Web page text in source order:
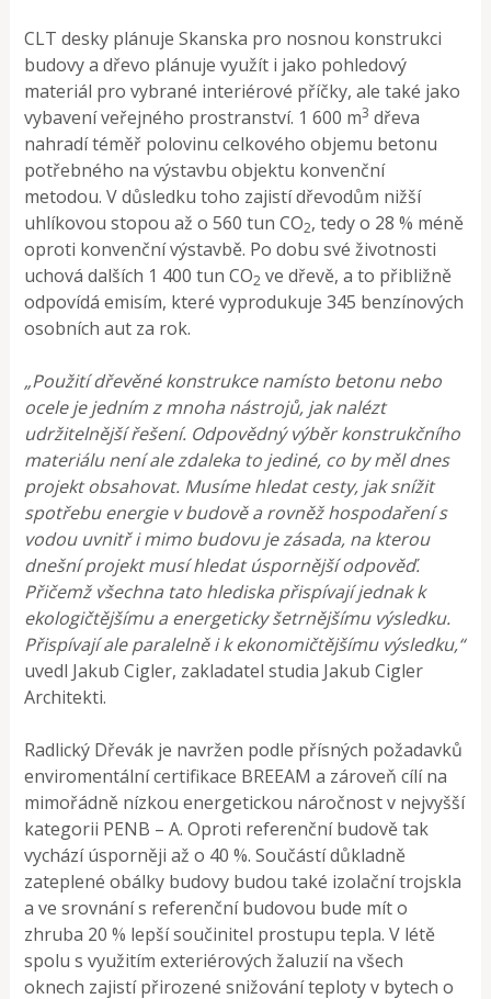
CLT desky plánuje Skanska pro nosnou konstrukci
budovy a dřevo plánuje využít i jako pohledový
materiál pro vybrané interiérové příčky, ale také jako
vybavení veřejného prostranství. 1 600 m3 dřeva
nahradí téměř polovinu celkového objemu betonu
potřebného na výstavbu objektu konvenční
metodou. V důsledku toho zajistí dřevodům nižší
uhlíkovou stopou až o 560 tun CO2, tedy o 28 % méně
oproti konvenční výstavbě. Po dobu své životnosti
uchová dalších 1 400 tun CO2 ve dřevě, a to přibližně
odpovídá emisím, které vyprodukuje 345 benzínových
osobních aut za rok.
„Použití dřevěné konstrukce namísto betonu nebo
ocele je jedním z mnoha nástrojů, jak nalézt
udržitelnější řešení. Odpovědný výběr konstrukčního
materiálu není ale zdaleka to jediné, co by měl dnes
projekt obsahovat. Musíme hledat cesty, jak snížit
spotřebu energie v budově a rovněž hospodaření s
vodou uvnitř i mimo budovu je zásada, na kterou
dnešní projekt musí hledat úspornější odpověď.
Přičemž všechna tato hlediska přispívají jednak k
ekologičtějšímu a energeticky šetrnějšímu výsledku.
Přispívají ale paralelně i k ekonomičtějšímu výsledku,“
uvedl Jakub Cigler, zakladatel studia Jakub Cigler
Architekti.
Radlický Dřevák je navržen podle přísných požadavků
enviromentální certifikace BREEAM a zároveň cílí na
mimořádně nízkou energetickou náročnost v nejvyšší
kategorii PENB – A. Oproti referenční budově tak
vychází úsporněji až o 40 %. Součástí důkladně
zateplené obálky budovy budou také izolační trojskla
a ve srovnání s referenční budovou bude mít o
zhruba 20 % lepší součinitel prostupu tepla. V létě
spolu s využitím exteriérových žaluzií na všech
oknech zajistí přirozené snižování teploty v bytech o